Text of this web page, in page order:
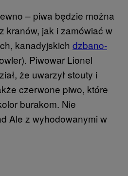
– piwa będzie można
kranów, jak i zamówiać w
kanadyjskich dzbano-
Piwowar Lionel
że uwarzył stouty i
czerwone piwo, które
burakom. Nie
Ale z wyhodowanymi w